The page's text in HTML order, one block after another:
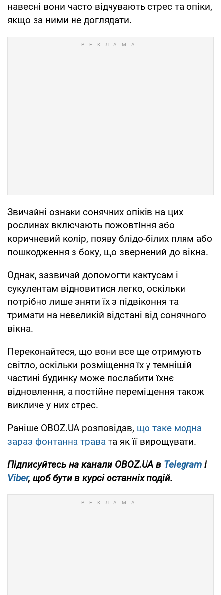
навесні вони часто відчувають стрес та опіки,
якщо за ними не доглядати.
Звичайні ознаки сонячних опіків на цих
рослинах включають пожовтіння або
коричневий колір, появу блідо-білих плям або
пошкодження з боку, що звернений до вікна.
Однак, зазвичай допомогти кактусам і
сукулентам відновитися легко, оскільки
потрібно лише зняти їх з підвіконня та
тримати на невеликій відстані від сонячного
вікна.
Переконайтеся, що вони все ще отримують
світло, оскільки розміщення їх у темнішій
частині будинку може послабити їхнє
відновлення, а постійне переміщення також
викличе у них стрес.
Раніше OBOZ.UA розповідав, що таке модна
зараз фонтанна трава та як її вирощувати.
Підписуйтесь на канали OBOZ.UA в Telegram і
Viber, щоб бути в курсі останніх подій.